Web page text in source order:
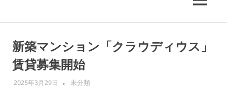
グ
ル
MENU
新築マンション「クラウディウス」
賃貸募集開始
2025年3月29日 ALLFLOW
未分類